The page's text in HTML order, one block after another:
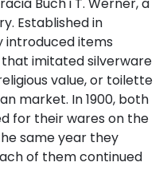
Established in
introduced items
imitated silverware
value, or toilette
market. In 1900, both
for their wares on the
same year they
of them continued